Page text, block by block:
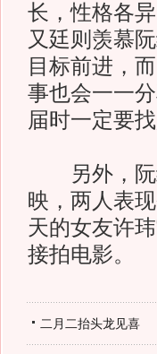
长，性格各
又廷则羡慕
目标前进，
事也会一一
届时一定要
另外，阮
映，两人表
天的女友许
接拍电影。
二月二抬头龙见喜